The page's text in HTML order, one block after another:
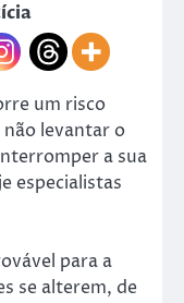
um risco
levantar o
a sua
especialistas
para a
se alterem, de